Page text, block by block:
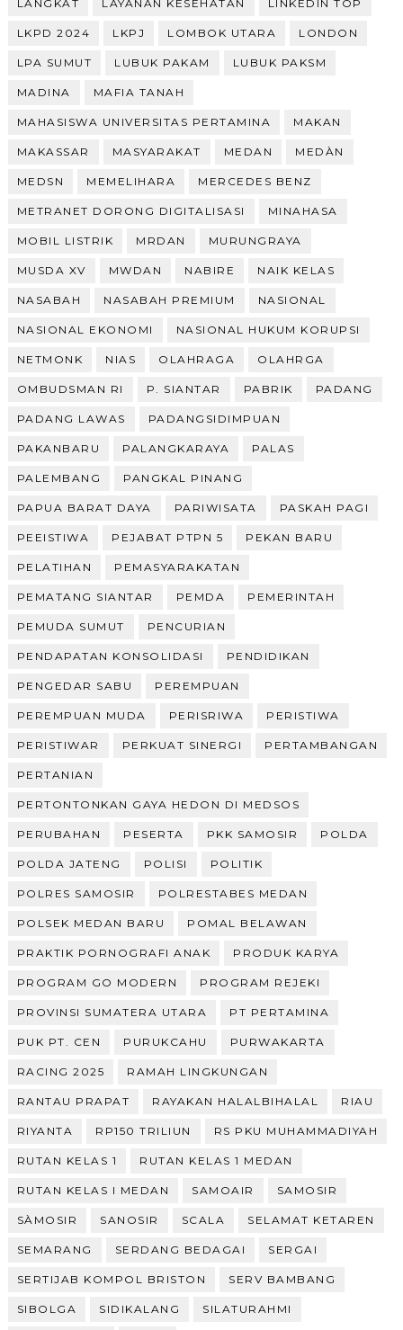
LANGKAT LAYANAN KESEHATAN LINKEDIN TOP
LKPD 2024 LKPJ LOMBOK UTARA LONDON
LPA SUMUT LUBUK PAKAM LUBUK PAKSM
MADINA MAFIA TANAH
MAHASISWA UNIVERSITAS PERTAMINA MAKAN
MAKASSAR MASYARAKAT MEDAN MEDÀN
MEDSN MEMELIHARA MERCEDES BENZ
METRANET DORONG DIGITALISASI MINAHASA
MOBIL LISTRIK MRDAN MURUNGRAYA
MUSDA XV MWDAN NABIRE NAIK KELAS
NASABAH NASABAH PREMIUM NASIONAL
NASIONAL EKONOMI NASIONAL HUKUM KORUPSI
NETMONK NIAS OLAHRAGA OLAHRGA
OMBUDSMAN RI P. SIANTAR PABRIK PADANG
PADANG LAWAS PADANGSIDIMPUAN
PAKANBARU PALANGKARAYA PALAS
PALEMBANG PANGKAL PINANG
PAPUA BARAT DAYA PARIWISATA PASKAH PAGI
PEEISTIWA PEJABAT PTPN 5 PEKAN BARU
PELATIHAN PEMASYARAKATAN
PEMATANG SIANTAR PEMDA PEMERINTAH
PEMUDA SUMUT PENCURIAN
PENDAPATAN KONSOLIDASI PENDIDIKAN
PENGEDAR SABU PEREMPUAN
PEREMPUAN MUDA PERISRIWA PERISTIWA
PERISTIWAR PERKUAT SINERGI PERTAMBANGAN
PERTANIAN
PERTONTONKAN GAYA HEDON DI MEDSOS
PERUBAHAN PESERTA PKK SAMOSIR POLDA
POLDA JATENG POLISI POLITIK
POLRES SAMOSIR POLRESTABES MEDAN
POLSEK MEDAN BARU POMAL BELAWAN
PRAKTIK PORNOGRAFI ANAK PRODUK KARYA
PROGRAM GO MODERN PROGRAM REJEKI
PROVINSI SUMATERA UTARA PT PERTAMINA
PUK PT. CEN PURUKCAHU PURWAKARTA
RACING 2025 RAMAH LINGKUNGAN
RANTAU PRAPAT RAYAKAN HALALBIHALAL RIAU
RIYANTA RP150 TRILIUN RS PKU MUHAMMADIYAH
RUTAN KELAS 1 RUTAN KELAS 1 MEDAN
RUTAN KELAS I MEDAN SAMOAIR SAMOSIR
SÀMOSIR SANOSIR SCALA SELAMAT KETAREN
SEMARANG SERDANG BEDAGAI SERGAI
SERTIJAB KOMPOL BRISTON SERV BAMBANG
SIBOLGA SIDIKALANG SILATURAHMI